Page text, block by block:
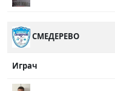
СМЕДЕРЕВО
Играч